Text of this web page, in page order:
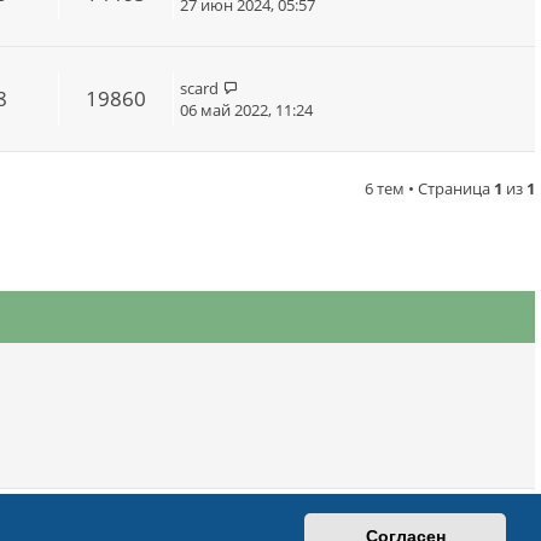
Согласен
27 июн 2024, 05:57
19860
scard
06 май 2022, 11:24
6 тем • Страница 1 из 1
Часовой пояс:UTC+03:00
Удалить cookies